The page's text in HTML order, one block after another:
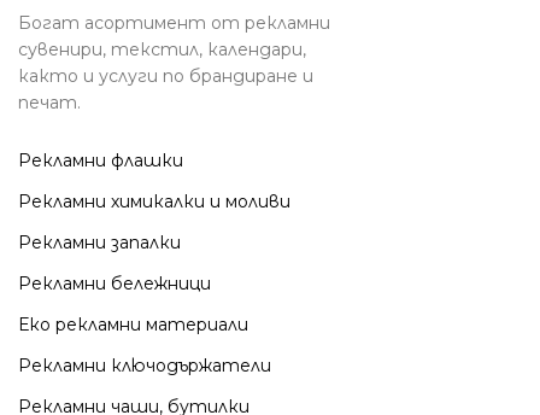
Богат асортимент от рекламни
сувенири, текстил, календари,
както и услуги по брандиране и
печат.
Рекламни флашки
Рекламни химикалки и моливи
Рекламни запалки
Рекламни бележници
Еко рекламни материали
Рекламни ключодържатели
Рекламни чаши, бутилки